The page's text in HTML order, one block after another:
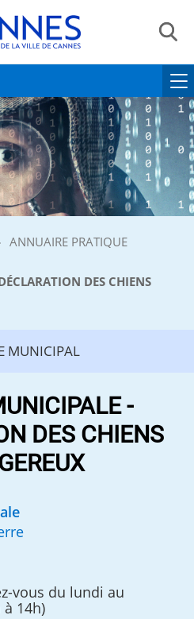
ANNUAIRE PRATIQUE
DES CHIENS
MUNICIPAL
-
DES CHIENS
vous du lundi au
14h)